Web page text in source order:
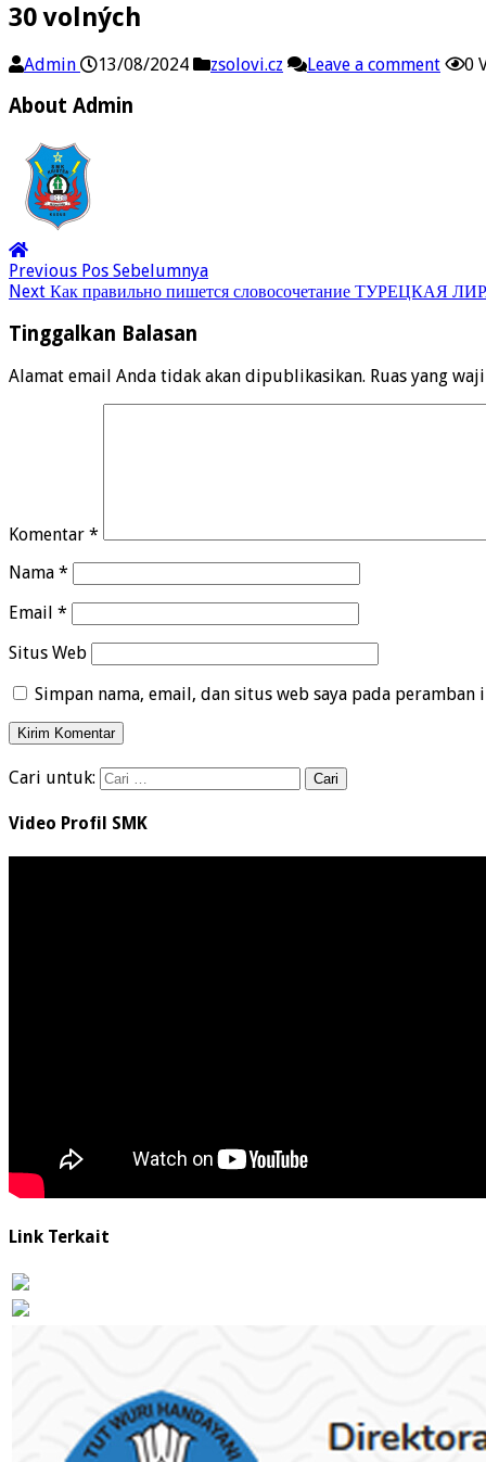
30 volných
Admin 13/08/2024 zsolovi.cz Leave a comment 0
About Admin
Previous Pos Sebelumnya
Next Как правильно пишется словосочетание ТУРЕЦКАЯ
Tinggalkan Balasan
Alamat email Anda tidak akan dipublikasikan. Ruas yang
Komentar *
Nama *
Email *
Situs Web
Simpan nama, email, dan situs web saya pada
Cari untuk:
Video Profil SMK
Link Terkait